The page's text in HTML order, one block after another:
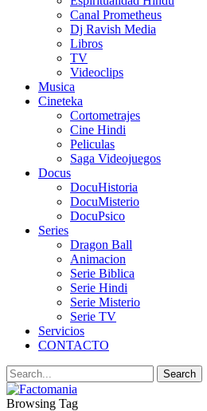
Canal Prometheus
Dj Ravish Media
Libros
TV
Videoclips
Musica
Cineteka
Cortometrajes
Cine Hindi
Peliculas
Saga Videojuegos
Docus
DocuHistoria
DocuMisterio
DocuPsico
Series
Dragon Ball
Animacion
Serie Biblica
Serie Hindi
Serie Misterio
Serie TV
Servicios
CONTACTO
Browsing Tag